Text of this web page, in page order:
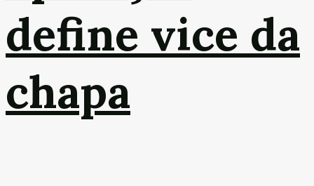
define vice da
chapa